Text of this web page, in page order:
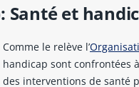
Santé et
Comme le relève l’
handicap sont confrontées
des interventions de santé